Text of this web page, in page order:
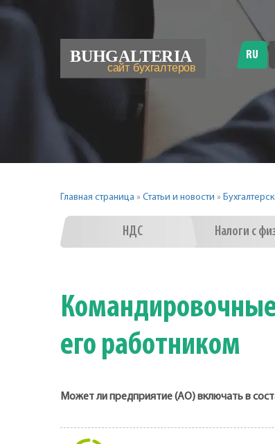
RU
Главная страница » Статьи и новости »
НДС Налоги с
его работником
Может ли предприятие (АО) включать в